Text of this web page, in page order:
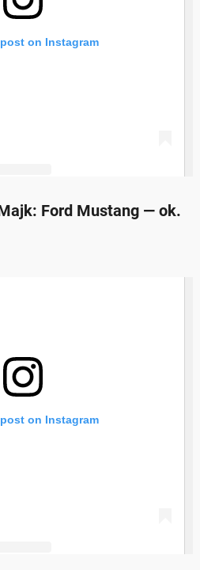
Ford Mustang — ok.